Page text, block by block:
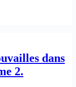
dans
2.